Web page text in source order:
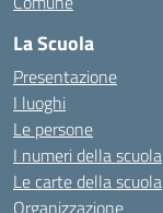
La Scuola
Presentazione
I luoghi
Le persone
I numeri della scuola
Le carte della scuola
Organizzazione